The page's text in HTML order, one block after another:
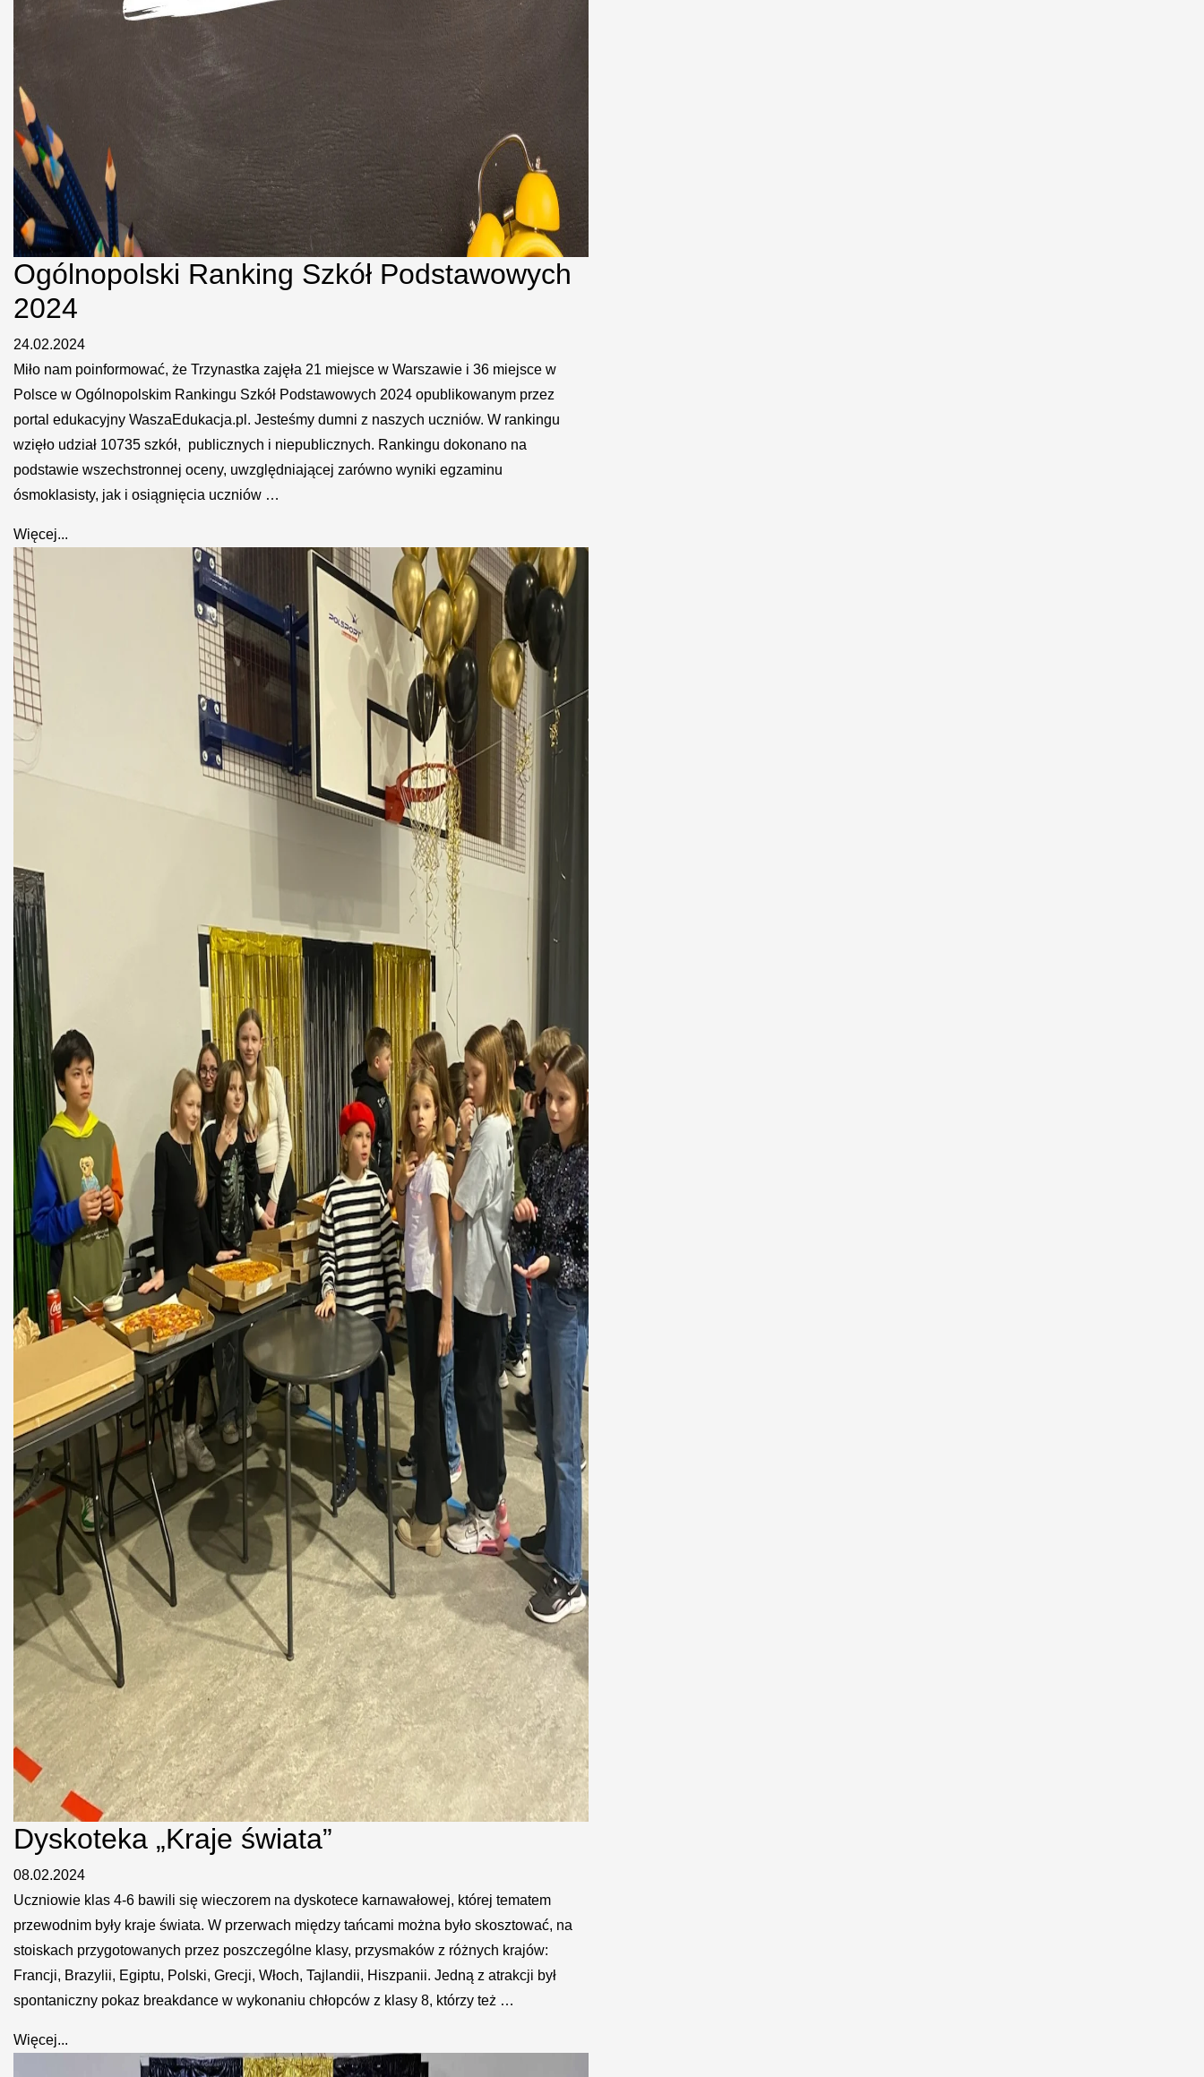
Ogólnopolski Ranking Szkół Podstawowych
2024
24.02.2024
Miło nam poinformować, że Trzynastka zajęła 21 miejsce w Warszawie i 36 miejsce w
Polsce w Ogólnopolskim Rankingu Szkół Podstawowych 2024 opublikowanym przez
portal edukacyjny WaszaEdukacja.pl. Jesteśmy dumni z naszych uczniów. W rankingu
wzięło udział 10735 szkół, publicznych i niepublicznych. Rankingu dokonano na
podstawie wszechstronnej oceny, uwzględniającej zarówno wyniki egzaminu
ósmoklasisty, jak i osiągnięcia uczniów …
Więcej...
Dyskoteka „Kraje świata”
08.02.2024
Uczniowie klas 4-6 bawili się wieczorem na dyskotece karnawałowej, której tematem
przewodnim były kraje świata. W przerwach między tańcami można było skosztować, na
stoiskach przygotowanych przez poszczególne klasy, przysmaków z różnych krajów:
Francji, Brazylii, Egiptu, Polski, Grecji, Włoch, Tajlandii, Hiszpanii. Jedną z atrakcji był
spontaniczny pokaz breakdance w wykonaniu chłopców z klasy 8, którzy też …
Więcej...